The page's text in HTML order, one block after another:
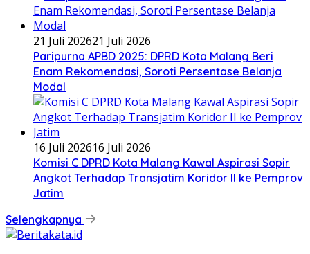
21 Juli 202621 Juli 2026
Paripurna APBD 2025: DPRD Kota Malang Beri
Enam Rekomendasi, Soroti Persentase Belanja
Modal
16 Juli 202616 Juli 2026
Komisi C DPRD Kota Malang Kawal Aspirasi Sopir
Angkot Terhadap Transjatim Koridor II ke Pemprov
Jatim
Selengkapnya